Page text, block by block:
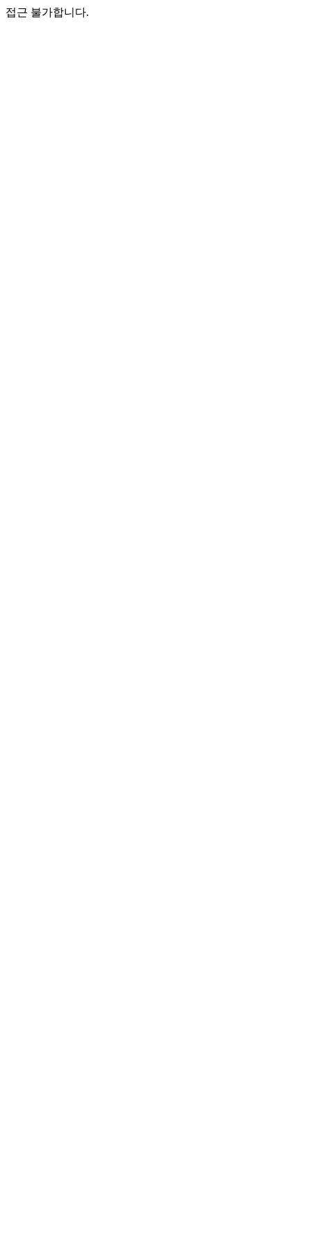
접근 불가합니다.